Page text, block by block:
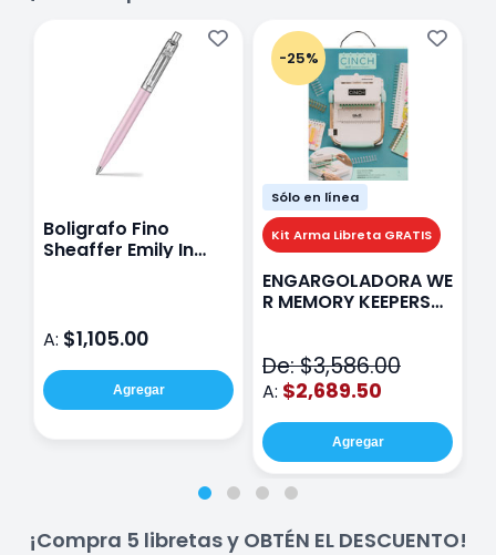
Boligrafo Fino
Sheaffer Emily In
A: $1,105.00
Agregar
-25%
Sólo en línea
Kit Arma Libreta GRATIS
ENGARGOLADORA WE
R MEMORY KEEPERS
De: $3,586.00
A: $2,689.50
Agregar
¡Compra 5 libretas y OBTÉN EL DESCUENTO!